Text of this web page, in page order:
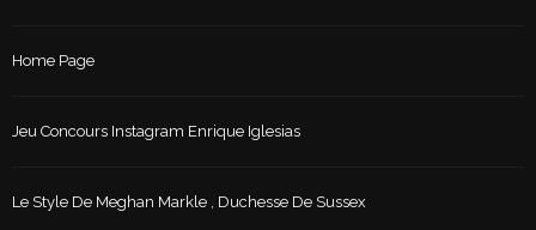
Home Page
Jeu Concours Instagram Enrique Iglesias
Le Style De Meghan Markle , Duchesse De Sussex